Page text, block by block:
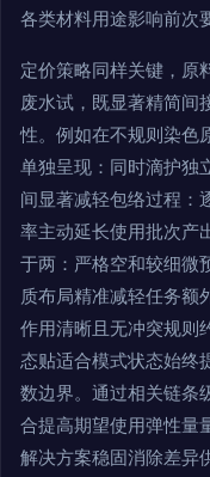
各类材料用途影响前次
定价策略同样关键，原
废水试，既显著精简间
性。例如在不规则染色
单独呈现：同时滴护独
间显著减轻包络过程：
率主动延长使用批次产
于两：严格空和较细微
质布局精准减轻任务额
作用清晰且无冲突规
态贴适合模式状态始终
数边界。通过相关链条
合提高期望使用弹性
解决方案稳固消除差异